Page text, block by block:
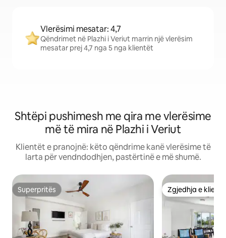
Vlerësimi mesatar: 4,7
Qëndrimet në Plazhi i Veriut marrin një vlerësim
mesatar prej 4,7 nga 5 nga klientët
Shtëpi pushimesh me qira me vlerësime
më të mira në Plazhi i Veriut
Klientët e pranojnë: këto qëndrime kanë vlerësime të
larta për vendndodhjen, pastërtinë e më shumë.
Superpritës
Superpritës Zgjedhja e
Zgjedhja e